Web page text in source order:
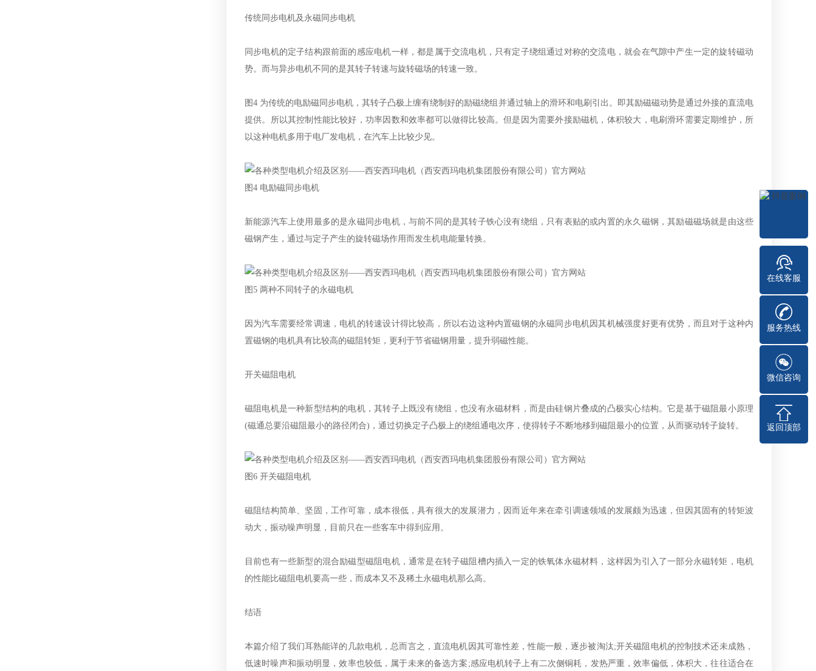
传统同步电机及永磁同步电机
同步电机的定子结构跟前面的感应电机一样，都是属于交流电机，只有定子绕组通过对称的交流电，就会在气隙中产生一定的旋转磁动
势。而与异步电机不同的是其转子转速与旋转磁场的转速一致。
图4 为传统的电励磁同步电机，其转子凸极上缠有绕制好的励磁绕组并通过轴上的滑环和电刷引出。即其励磁磁动势是通过外接的直流电
提供。所以其控制性能比较好，功率因数和效率都可以做得比较高。但是因为需要外接励磁机，体积较大，电刷滑环需要定期维护，所
以这种电机多用于电厂发电机，在汽车上比较少见。
图4 电励磁同步电机
新能源汽车上使用最多的是永磁同步电机，与前不同的是其转子铁心没有绕组，只有表贴的或内置的永久磁钢，其励磁磁场就是由这些
磁钢产生，通过与定子产生的旋转磁场作用而发生机电能量转换。
图5 两种不同转子的永磁电机
因为汽车需要经常调速，电机的转速设计得比较高，所以右边这种内置磁钢的永磁同步电机因其机械强度好更有优势，而且对于这种内
置磁钢的电机具有比较高的磁阻转矩，更利于节省磁钢用量，提升弱磁性能。
开关磁阻电机
磁阻电机是一种新型结构的电机，其转子上既没有绕组，也没有永磁材料，而是由硅钢片叠成的凸极实心结构。它是基于磁阻最小原理
(磁通总要沿磁阻最小的路径闭合)，通过切换定子凸极上的绕组通电次序，使得转子不断地移到磁阻最小的位置，从而驱动转子旋转。
图6 开关磁阻电机
磁阻结构简单、坚固，工作可靠，成本很低，具有很大的发展潜力，因而近年来在牵引调速领域的发展颇为迅速，但因其固有的转矩波
动大，振动噪声明显，目前只在一些客车中得到应用。
目前也有一些新型的混合励磁型磁阻电机，通常是在转子磁阻槽内插入一定的铁氧体永磁材料，这样因为引入了一部分永磁转矩，电机
的性能比磁阻电机要高一些，而成本又不及稀土永磁电机那么高。
结语
本篇介绍了我们耳熟能详的几款电机，总而言之，直流电机因其可靠性差，性能一般，逐步被淘汰;开关磁阻电机的控制技术还未成熟，
低速时噪声和振动明显，效率也较低，属于未来的备选方案;感应电机转子上有二次侧铜耗，发热严重，效率偏低，体积大，往往适合在
在线客服
服务热线
微信咨询
返回顶部